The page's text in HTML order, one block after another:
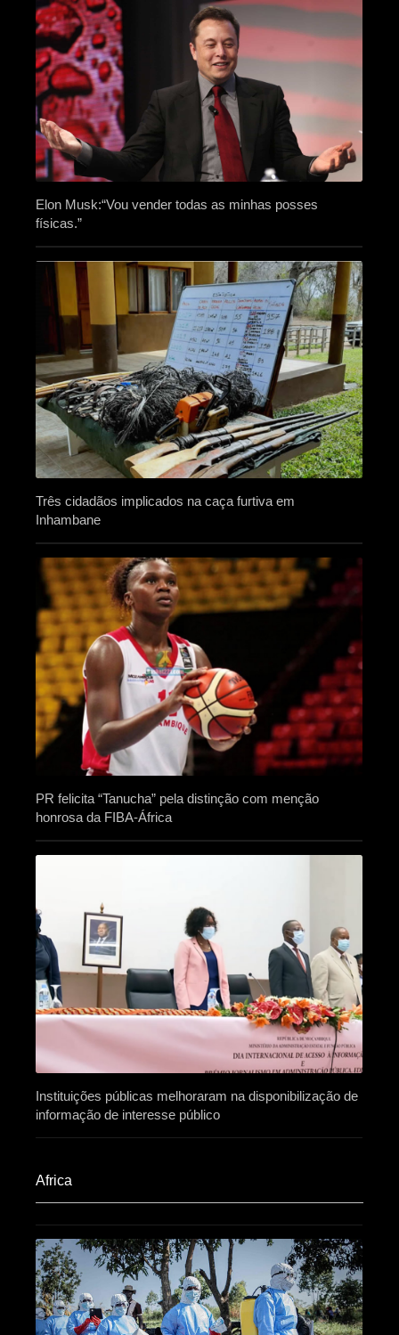
Elon Musk:“Vou vender todas as minhas posses
físicas.”
Três cidadãos implicados na caça furtiva em
Inhambane
PR felicita “Tanucha” pela distinção com menção
honrosa da FIBA-África
Instituições públicas melhoraram na disponibilização de
informação de interesse público
Africa​